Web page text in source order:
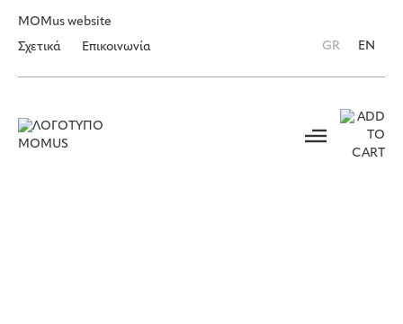
MOMus website
Σχετικά
Επικοινωνία GR EN